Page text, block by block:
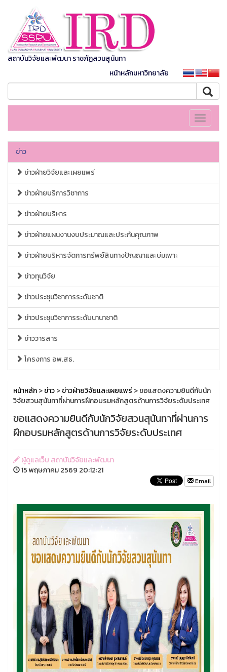
สถาบันวิจัยและพัฒนา ราชภัฏสวนสุนันทา
หน้าหลักมหาวิทยาลัย
Toggle
ข่าว
ข่าวฝ่ายวิจัยและเผยแพร่
ข่าวฝ่ายบริการวิชาการ
ข่าวฝ่ายบริหาร
ข่าวฝ่ายแผนงานงบประมาณและประกันคุณภาพ
ข่าวฝ่ายบริหารจัดการทรัพย์สินทางปัญญาและบ่มเพาะ
ข่าวทุนวิจัย
ข่าวประชุมวิชาการระดับชาติ
ข่าวประชุมวิชาการระดับนานาชาติ
ข่าววารสาร
โครงการ อพ.สธ.
หน้าหลัก>ข่าว>ข่าวฝ่ายวิจัยและเผยแพร่> ขอแสดงความยินดีกับนัก
วิจัยสวนสุนันทาที่ผ่านการฝึกอบรมหลักสูตรด้านการวิจัยระดับประเทศ
ขอแสดงความยินดีกับนักวิจัยสวนสุนันทาที่ผ่านการ
ฝึกอบรมหลักสูตรด้านการวิจัยระดับประเทศ
ผู้ดูแลเว็บ สถาบันวิจัยและพัฒนา
15 พฤษภาคม 2569 20:12:21
Email